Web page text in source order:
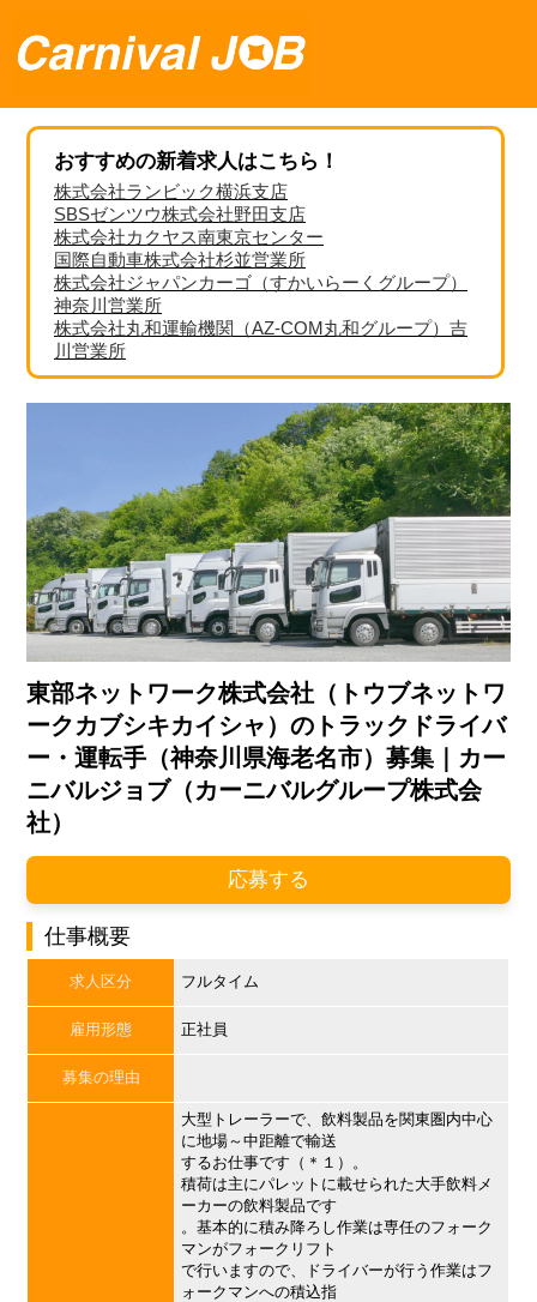
おすすめの新着求人はこちら！
株式会社ランビック横浜支店
SBSゼンツウ株式会社野田支店
株式会社カクヤス南東京センター
国際自動車株式会社杉並営業所
株式会社ジャパンカーゴ（すかいらーくグループ）
神奈川営業所
株式会社丸和運輸機関（AZ-COM丸和グループ）吉
川営業所
東部ネットワーク株式会社（トウブネットワ
ークカブシキカイシャ）のトラックドライバ
ー・運転手（神奈川県海老名市）募集｜カー
ニバルジョブ（カーニバルグループ株式会
社）
応募する
仕事概要
求人区分 フルタイム
雇用形態 正社員
募集の理由
大型トレーラーで、飲料製品を関東圏内中心
に地場～中距離で輸送
するお仕事です（＊１）。
積荷は主にパレットに載せられた大手飲料メ
ーカーの飲料製品です
。基本的に積み降ろし作業は専任のフォーク
マンがフォークリフト
で行いますので、ドライバーが行う作業はフ
ォークマンへの積込指